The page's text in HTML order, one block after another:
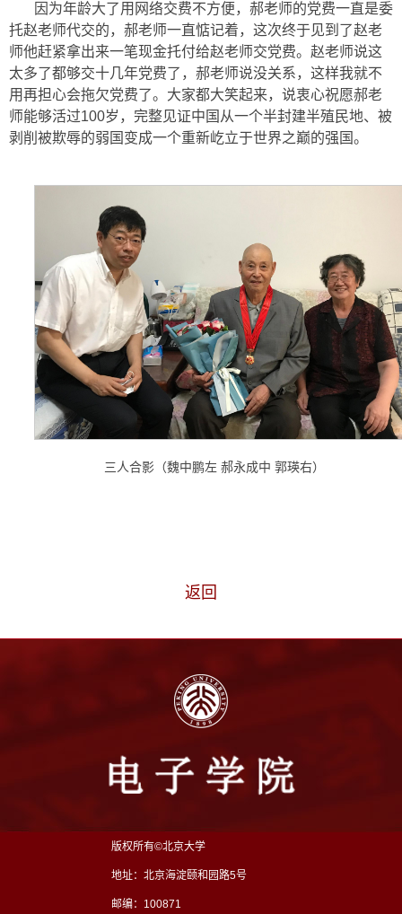
因为年龄大了用网络交费不方便，郝老师的党费一直是委
托赵老师代交的，郝老师一直惦记着，这次终于见到了赵老
师他赶紧拿出来一笔现金托付给赵老师交党费。赵老师说这
太多了都够交十几年党费了，郝老师说没关系，这样我就不
用再担心会拖欠党费了。大家都大笑起来，说衷心祝愿郝老
师能够活过100岁，完整见证中国从一个半封建半殖民地、被
剥削被欺辱的弱国变成一个重新屹立于世界之巅的强国。
三人合影（魏中鹏左 郝永成中 郭瑛右）
返回
版权所有©北京大学
地址：北京海淀颐和园路5号
邮编：100871